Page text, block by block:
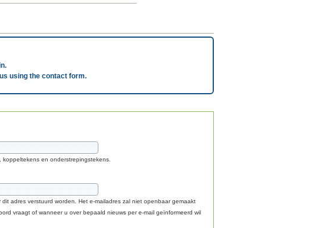
using the contact form.
en onderstrepingstekens.
adres verstuurd worden. Het e-mailadres zal niet openbaar gemaakt
vraagt of wanneer u over bepaald nieuws per e-mail geïnformeerd wil